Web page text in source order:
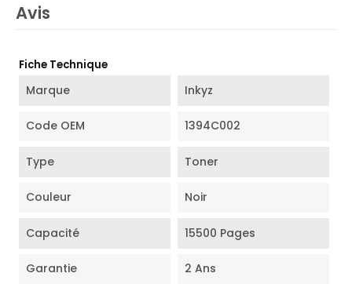
Avis
Fiche Technique
Marque Inkyz
Code OEM 1394C002
Type Toner
Couleur Noir
Capacité 15500 Pages
Garantie 2 Ans